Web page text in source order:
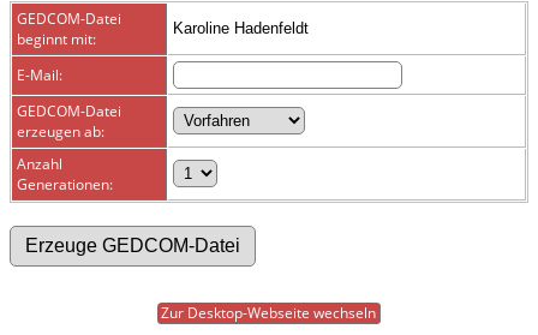
GEDCOM-Datei
beginnt mit:
Karoline Hadenfeldt
E-Mail:
GEDCOM-Datei
erzeugen ab:
Anzahl
Generationen:
Zur Desktop-Webseite wechseln